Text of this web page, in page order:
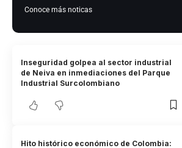
Conoce más noticas
Inseguridad golpea al sector industrial
de Neiva en inmediaciones del Parque
Industrial Surcolombiano
Hito histórico económico de Colombia: